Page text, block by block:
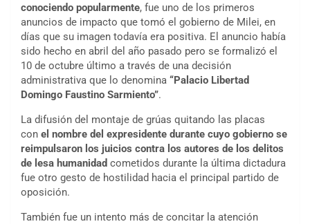
conociendo popularmente, fue uno de los primeros
anuncios de impacto que tomó el gobierno de Milei, en
días que su imagen todavía era positiva. El anuncio había
sido hecho en abril del año pasado pero se formalizó el
10 de octubre último a través de una decisión
administrativa que lo denomina “Palacio Libertad
Domingo Faustino Sarmiento”.
La difusión del montaje de grúas quitando las placas
con el nombre del expresidente durante cuyo gobierno se
reimpulsaron los juicios contra los autores de los delitos
de lesa humanidad cometidos durante la última dictadura
fue otro gesto de hostilidad hacia el principal partido de
oposición.
También fue un intento más de concitar la atención